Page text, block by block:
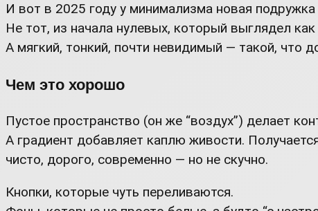
И вот в 2025 году у минимализма новая подружка
Не тот, из начала нулевых, который выглядел
А мягкий, тонкий, почти невидимый — такой, что
Чем это хорошо
Пустое пространство (он же “воздух”) делает
А градиент добавляет каплю живости.
чисто, дорого, современно — но не скучно.
Кнопки, которые чуть переливаются.